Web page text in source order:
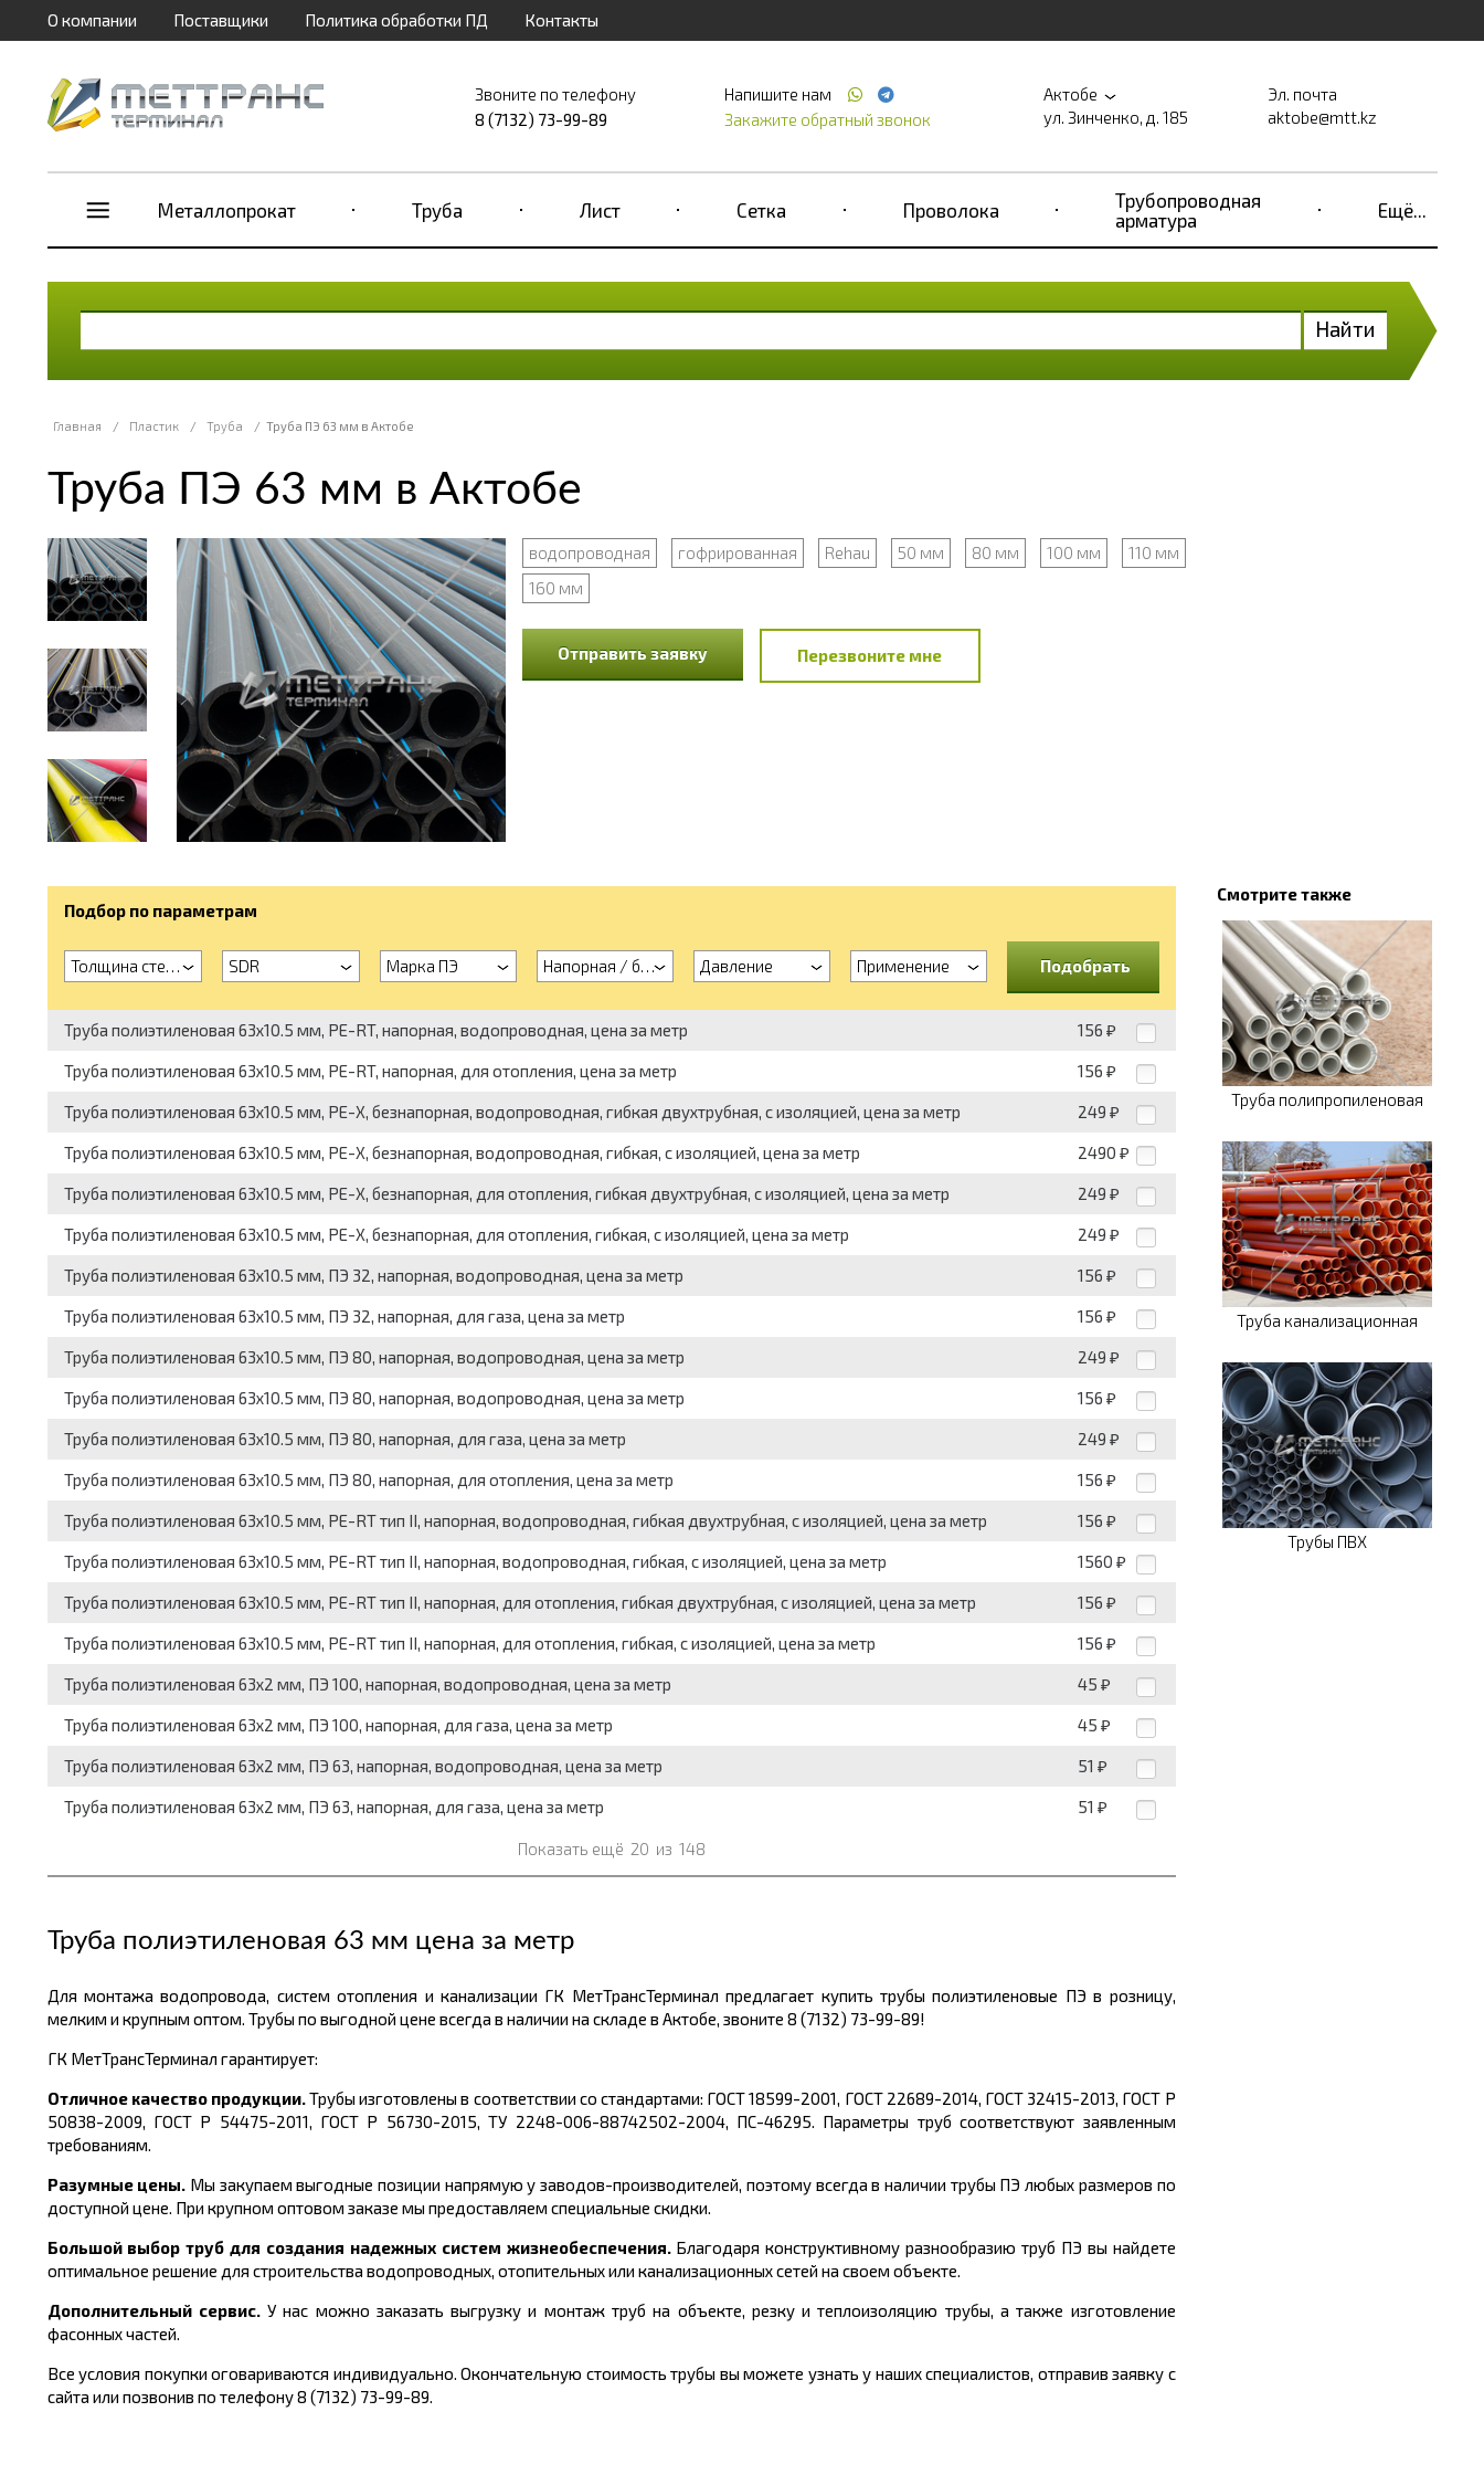
О компании Поставщики Политика обработки ПД Контакты
Звоните по телефону
8 (7132) 73-99-89
Напишите нам
Закажите обратный звонок
Актобе
ул. Зинченко, д. 185
Эл. почта
aktobe@mtt.kz
Металлопрокат Труба Лист Сетка Проволока
Трубопроводная
арматура
Ещё...
Найти
Главная / Пластик / Труба / Труба ПЭ 63 мм в Актобе
Труба ПЭ 63 мм в Актобе
водопроводная гофрированная Rehau 50 мм 80 мм 100 мм
110 мм
160 мм
Отправить заявку Перезвоните мне
Подбор по параметрам
Толщина стенки SDR Марка ПЭ Напорная / безнапорнаяДавление Применение Подобрать
Труба полиэтиленовая 63x10.5 мм, PE-RT, напорная, водопроводная, цена за метр 156 ₽
Труба полиэтиленовая 63x10.5 мм, PE-RT, напорная, для отопления, цена за метр 156 ₽
Труба полиэтиленовая 63x10.5 мм, PE-X, безнапорная, водопроводная, гибкая двухтрубная, с изоляцией, цена за метр 249 ₽
Труба полиэтиленовая 63x10.5 мм, PE-X, безнапорная, водопроводная, гибкая, с изоляцией, цена за метр 2490 ₽
Труба полиэтиленовая 63x10.5 мм, PE-X, безнапорная, для отопления, гибкая двухтрубная, с изоляцией, цена за метр 249 ₽
Труба полиэтиленовая 63x10.5 мм, PE-X, безнапорная, для отопления, гибкая, с изоляцией, цена за метр 249 ₽
Труба полиэтиленовая 63x10.5 мм, ПЭ 32, напорная, водопроводная, цена за метр 156 ₽
Труба полиэтиленовая 63x10.5 мм, ПЭ 32, напорная, для газа, цена за метр 156 ₽
Труба полиэтиленовая 63x10.5 мм, ПЭ 80, напорная, водопроводная, цена за метр 249 ₽
Труба полиэтиленовая 63x10.5 мм, ПЭ 80, напорная, водопроводная, цена за метр 156 ₽
Труба полиэтиленовая 63x10.5 мм, ПЭ 80, напорная, для газа, цена за метр 249 ₽
Труба полиэтиленовая 63x10.5 мм, ПЭ 80, напорная, для отопления, цена за метр 156 ₽
Труба полиэтиленовая 63x10.5 мм, РЕ-RТ тип II, напорная, водопроводная, гибкая двухтрубная, с изоляцией, цена за метр 156 ₽
Труба полиэтиленовая 63x10.5 мм, РЕ-RТ тип II, напорная, водопроводная, гибкая, с изоляцией, цена за метр 1560 ₽
Труба полиэтиленовая 63x10.5 мм, РЕ-RТ тип II, напорная, для отопления, гибкая двухтрубная, с изоляцией, цена за метр 156 ₽
Труба полиэтиленовая 63x10.5 мм, РЕ-RТ тип II, напорная, для отопления, гибкая, с изоляцией, цена за метр 156 ₽
Труба полиэтиленовая 63x2 мм, ПЭ 100, напорная, водопроводная, цена за метр 45 ₽
Труба полиэтиленовая 63x2 мм, ПЭ 100, напорная, для газа, цена за метр 45 ₽
Труба полиэтиленовая 63x2 мм, ПЭ 63, напорная, водопроводная, цена за метр 51 ₽
Труба полиэтиленовая 63x2 мм, ПЭ 63, напорная, для газа, цена за метр 51 ₽
Показать ещё 20 из 148
Труба полиэтиленовая 63 мм цена за метр
Для монтажа водопровода, систем отопления и канализации ГК МетТрансТерминал предлагает купить трубы полиэтиленовые ПЭ в розницу,
мелким и крупным оптом. Трубы по выгодной цене всегда в наличии на складе в Актобе, звоните 8 (7132) 73-99-89!
ГК МетТрансТерминал гарантирует:
Отличное качество продукции.Трубы изготовлены в соответствии со стандартами: ГОСТ 18599-2001, ГОСТ 22689-2014, ГОСТ 32415-2013, ГОСТ Р
50838-2009, ГОСТ Р 54475-2011, ГОСТ Р 56730-2015, ТУ 2248-006-88742502-2004, ПС-46295. Параметры труб соответствуют заявленным
требованиям.
Разумные цены. Мы закупаем выгодные позиции напрямую у заводов-производителей, поэтому всегда в наличии трубы ПЭ любых размеров по
доступной цене. При крупном оптовом заказе мы предоставляем специальные скидки.
Большой выбор труб для создания надежных систем жизнеобеспечения. Благодаря конструктивному разнообразию труб ПЭ вы найдете
оптимальное решение для строительства водопроводных, отопительных или канализационных сетей на своем объекте.
Дополнительный сервис.У нас можно заказать выгрузку и монтаж труб на объекте, резку и теплоизоляцию трубы, а также изготовление
фасонных частей.
Все условия покупки оговариваются индивидуально. Окончательную стоимость трубы вы можете узнать у наших специалистов, отправив заявку с
сайта или позвонив по телефону 8 (7132) 73-99-89.
Смотрите также
Труба полипропиленовая
Труба канализационная
Трубы ПВХ